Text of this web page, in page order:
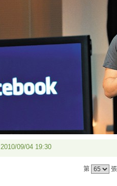
2010/09/04 19:30
第